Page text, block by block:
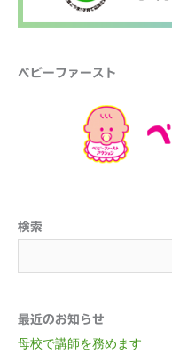
ベビーファースト
検索
最近のお知らせ
母校で講師を務めます